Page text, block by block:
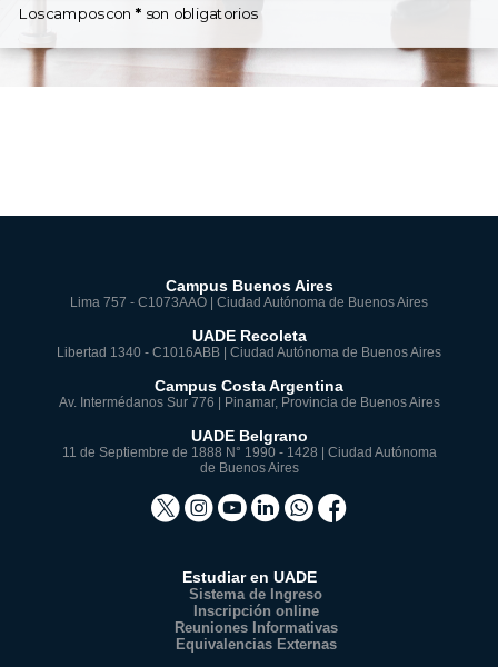
Los campos con * son obligatorios
Campus Buenos Aires
Lima 757 - C1073AAO | Ciudad Autónoma de Buenos Aires
UADE Recoleta
Libertad 1340 - C1016ABB | Ciudad Autónoma de Buenos Aires
Campus Costa Argentina
Av. Intermédanos Sur 776 | Pinamar, Provincia de Buenos Aires
UADE Belgrano
11 de Septiembre de 1888 N° 1990 - 1428 | Ciudad Autónoma
de Buenos Aires
Estudiar en UADE
Sistema de Ingreso
Inscripción online
Reuniones Informativas
Equivalencias Externas